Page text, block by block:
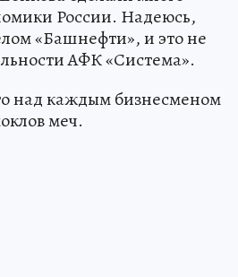
России. Надеюсь,
«Башнефти», и это не
АФК «Система».
над каждым бизнесменом
меч.